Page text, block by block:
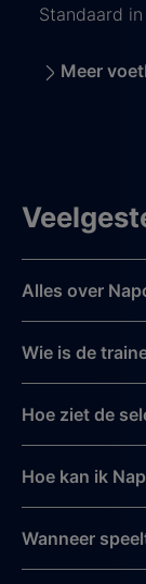
Standaard
Meer
Alles over
Wie is de
Hoe ziet de
Hoe kan ik
Wanneer